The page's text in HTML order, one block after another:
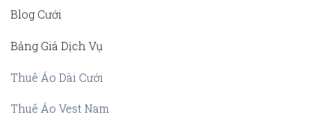
Blog Cưới
Bảng Giá Dịch Vụ
Thuê Áo Dài Cưới
Thuê Áo Vest Nam